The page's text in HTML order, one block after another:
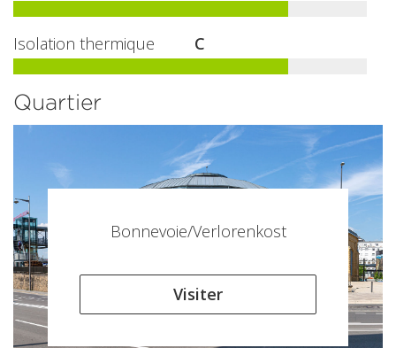
Isolation thermique C
Quartier
Bonnevoie/Verlorenkost
Visiter